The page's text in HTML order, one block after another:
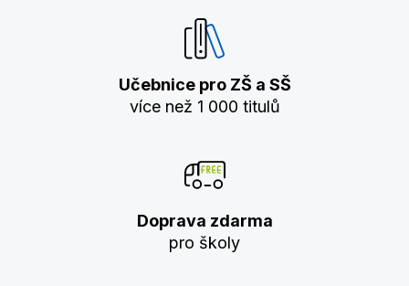
Učebnice pro ZŠ a SŠ
více než 1 000 titulů
Doprava zdarma
pro školy